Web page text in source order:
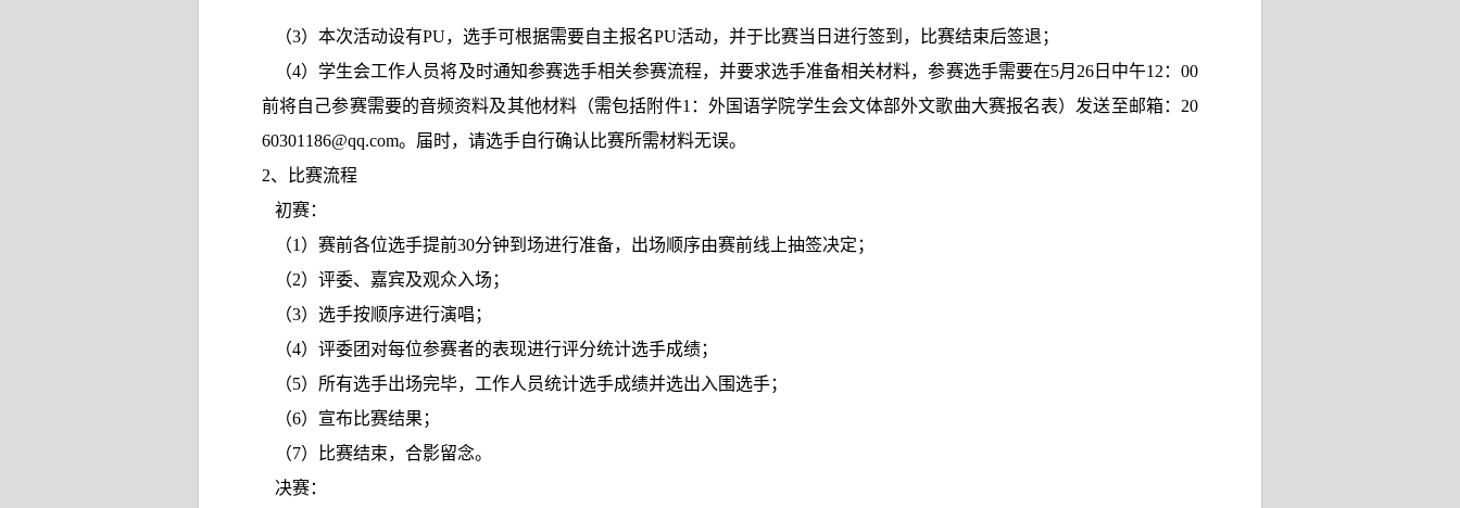
（3）本次活动设有PU，选手可根据需要自主报名PU活动，并于比赛当日进行签到，比赛结束后签退；
（4）学生会工作人员将及时通知参赛选手相关参赛流程，并要求选手准备相关材料，参赛选手需要在5月 26日中午12 ：00
前将自己参赛需要的音频资料及其他材料（需包括附件1 ：外国语学院学生会文体部外文歌曲大赛报名表）发送至邮箱： 20
60301186@qq.com。届时，请选手自行确认比赛所需材料无误。
2、比赛流程
初赛：
（1 ）赛前各位选手提前30分钟到场进行准备，出场顺序由赛前线上抽签决定；
（2）评委、嘉宾及观众入场；
（3）选手按顺序进行演唱；
（4）评委团对每位参赛者的表现进行评分统计选手成绩；
（5）所有选手出场完毕，工作人员统计选手成绩并选出入围选手；
（6）宣布比赛结果；
（7）比赛结束，合影留念。
决赛：